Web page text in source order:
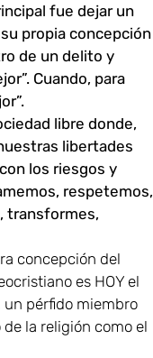
fue dejar un
propia concepción
de un delito y
Cuando, para
libre donde,
libertades
los riesgos y
respetemos,
transformes,
concepción del
es HOY el
pérfido miembro
la religión como el